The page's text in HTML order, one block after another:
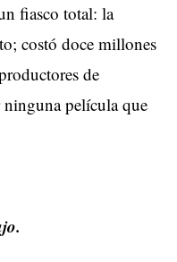
fiasco total: la
costó doce millones
de
película que